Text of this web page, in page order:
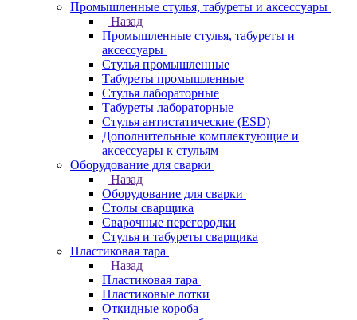
Промышленные стулья, табуреты и аксессуары
Назад
Промышленные стулья, табуреты и
аксессуары
Стулья промышленные
Табуреты промышленные
Стулья лабораторные
Табуреты лабораторные
Стулья антистатические (ESD)
Дополнительные комплектующие и
аксессуары к стульям
Оборудование для сварки
Назад
Оборудование для сварки
Столы сварщика
Сварочные перегородки
Стулья и табуреты сварщика
Пластиковая тара
Назад
Пластиковая тара
Пластиковые лотки
Откидные короба